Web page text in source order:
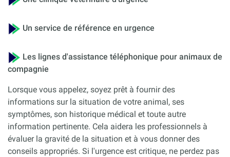
Un service de référence en urgence
Les lignes d'assistance téléphonique pour animaux de
compagnie
Lorsque vous appelez, soyez prêt à fournir des
informations sur la situation de votre animal, ses
symptômes, son historique médical et toute autre
information pertinente. Cela aidera les professionnels à
évaluer la gravité de la situation et à vous donner des
conseils appropriés. Si l'urgence est critique, ne perdez pas